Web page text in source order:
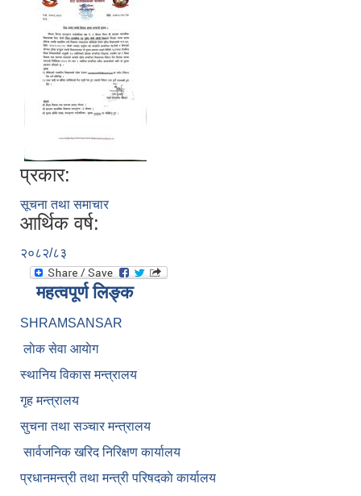
प्रकार:
सूचना तथा समाचार
आर्थिक वर्ष:
२०८२/८३
महत्वपूर्ण लिङ्क
SHRAMSANSAR
लाेक सेवा आयाेग
स्थानिय विकास मन्त्रालय
गृह मन्त्रालय
सुचना तथा सञ्चार मन्त्रालय
सार्वजनिक खरिद निरिक्षण कार्यालय
प्रधानमन्त्री तथा मन्त्री परिषदकाे कार्यालय